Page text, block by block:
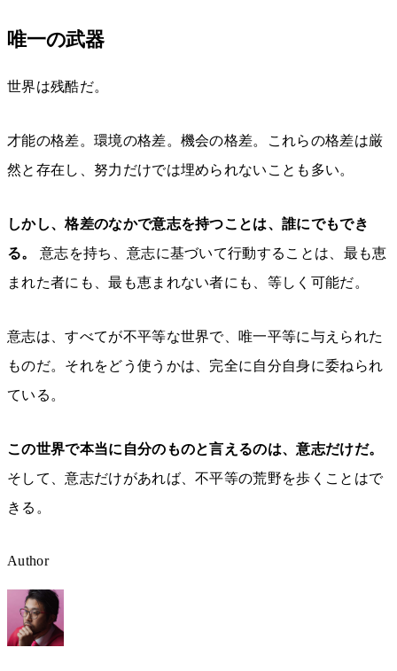
唯一の武器
世界は残酷だ。
才能の格差。環境の格差。機会の格差。これらの格差は厳
然と存在し、努力だけでは埋められないことも多い。
しかし、格差のなかで意志を持つことは、誰にでもでき
る。
意志を持ち、意志に基づいて行動することは、最も恵
まれた者にも、最も恵まれない者にも、等しく可能だ。
意志は、すべてが不平等な世界で、唯一平等に与えられた
ものだ。それをどう使うかは、完全に自分自身に委ねられ
ている。
この世界で本当に自分のものと言えるのは、意志だけだ。
そして、意志だけがあれば、不平等の荒野を歩くことはで
きる。
Author